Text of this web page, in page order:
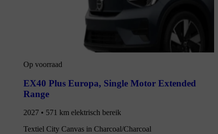
Op voorraad
EX40 Plus Europa, Single Motor Extended
Range
2027 • 571 km elektrisch bereik
Textiel City Canvas in Charcoal/Charcoal